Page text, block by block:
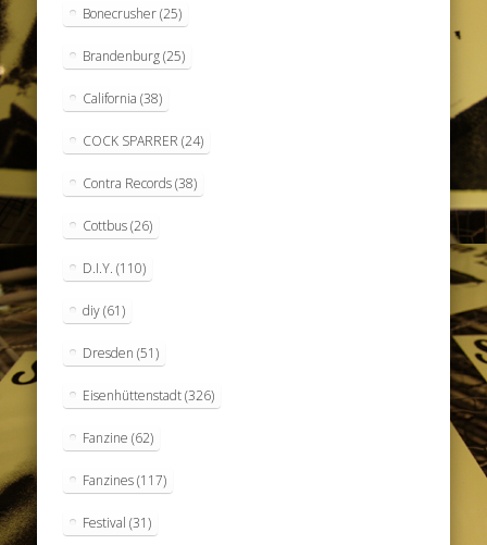
Bonecrusher(25)
Brandenburg(25)
California (38)
COCK SPARRER (24)
Contra Records(38)
Cottbus(26)
D.I.Y. (110)
diy(61)
Dresden (51)
Eisenhüttenstadt(326)
Fanzine (62)
Fanzines(117)
Festival (31)